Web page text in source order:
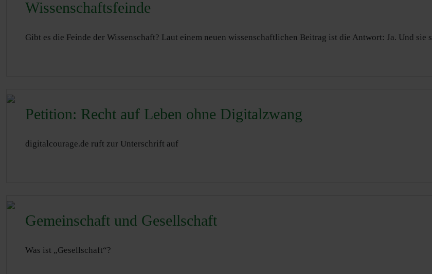
Wissenschaftsfeinde
Gibt es die Feinde der Wissenschaft? Laut einem neuen wissenschaftlichen Beitrag ist die Antwort: Ja. Und sie
Petition: Recht auf Leben ohne Digitalzwang
digitalcourage.de ruft zur Unterschrift auf
Gemeinschaft und Gesellschaft
Was ist „Gesellschaft“?